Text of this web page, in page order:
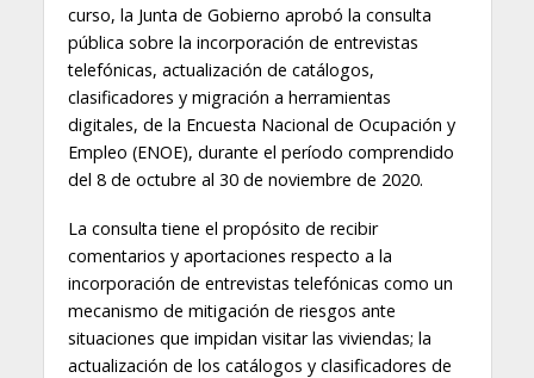
curso, la Junta de Gobierno aprobó la consulta
pública sobre la incorporación de entrevistas
telefónicas, actualización de catálogos,
clasificadores y migración a herramientas
digitales, de la Encuesta Nacional de Ocupación y
Empleo (ENOE), durante el período comprendido
del 8 de octubre al 30 de noviembre de 2020.
La consulta tiene el propósito de recibir
comentarios y aportaciones respecto a la
incorporación de entrevistas telefónicas como un
mecanismo de mitigación de riesgos ante
situaciones que impidan visitar las viviendas; la
actualización de los catálogos y clasificadores de